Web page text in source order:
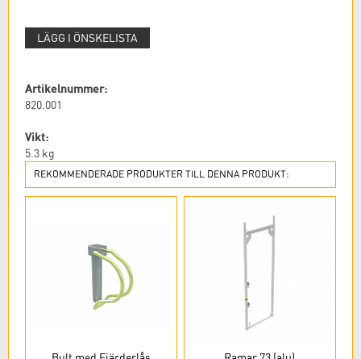
LÄGG I ÖNSKELISTA
Artikelnummer:
820.001
Vikt:
5.3 kg
REKOMMENDERADE PRODUKTER TILL DENNA PRODUKT: